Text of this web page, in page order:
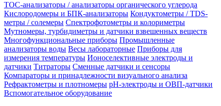
TOC-анализаторы / анализаторы органического углерода
Кислородомеры и БПК-анализаторы Кондуктометры / TDS-
метры / солемеры Спектрофотометры и колориметры
Мутномеры, турбидиметры и датчики взвешенных веществ
Многофункциональные приборы Промышленные
анализаторы воды Весы лабораторные Приборы для
измерения температуры Ионоселективные электроды и
датчики Титраторы Сменные датчики и сенсоры
Компараторы и принадлежности визуального анализа
Рефрактометры и плотномеры pH-электроды и ОВП-датчики
Вспомогательное оборудование